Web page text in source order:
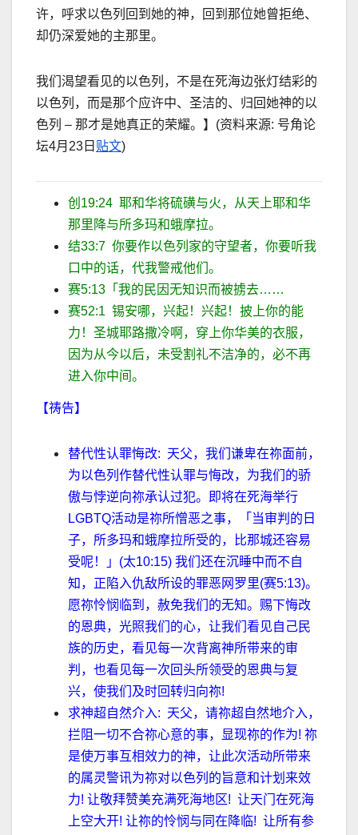
许，呼求以色列回到她的神，回到那位她曾拒绝、
却仍深爱她的主那里。
我们渴望看见的以色列，不是在死海边张灯结彩的
以色列，而是那个应许中、圣洁的、归回她神的以
色列 – 那才是她真正的荣耀。 】 (资料来源: 号角论
坛4月 23 日 贴文)
创 19:24 耶和华将硫磺与火，从天上耶和华
那里降与所多玛和蛾摩拉。
结33:7 你要作以色列家的守望者，你要听我
口中的话，代我警戒他们。
赛5:13 「我的民因无知识而被掳去……
赛52:1 锡安哪，兴起！兴起！披上你的能
力！圣城耶路撒冷啊，穿上你华美的衣服，
因为从今以后，未受割礼不洁净的，必不再
进入你中间。
【祷告】
替代性认罪悔改: 天父，我们谦卑在祢面前，
为以色列作替代性认罪与悔改，为我们的骄
傲与悖逆向祢承认过犯。即将在死海举行
LGBTQ活动是祢所憎恶之事，
「当审判的日
子，所多玛和蛾摩拉所受的，比那城还容易
受呢！」 (太10:15) 我们还在沉睡中而不自
知，正陷入仇敌所设的罪恶网罗里(赛5:13)。
愿祢怜悯临到，赦免我们的无知。赐下悔改
的恩典， 光照我们的心，让我们看见自己民
族的历史，看见每一次背离神所带来的审
判，也看见每一次回头所领受的恩典与复
兴，使我们及时回转归向祢!
求神超自然介入: 天父，请祢超自然地介入，
拦阻一切不合祢心意的事，显现祢的作为! 祢
是使万事互相效力的神，让此次活动所带来
的属灵警讯为祢对以色列的旨意和计划来效
力! 让敬拜赞美充满死海地区! 让天门在死海
上空大开! 让祢的怜悯与同在降临! 让所有参